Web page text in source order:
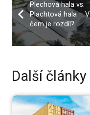
Plechová hala vs.
Plachtová hala – V
čem je rozdíl?
Další články